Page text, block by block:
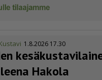
1.8.2026 17.30
Hakola